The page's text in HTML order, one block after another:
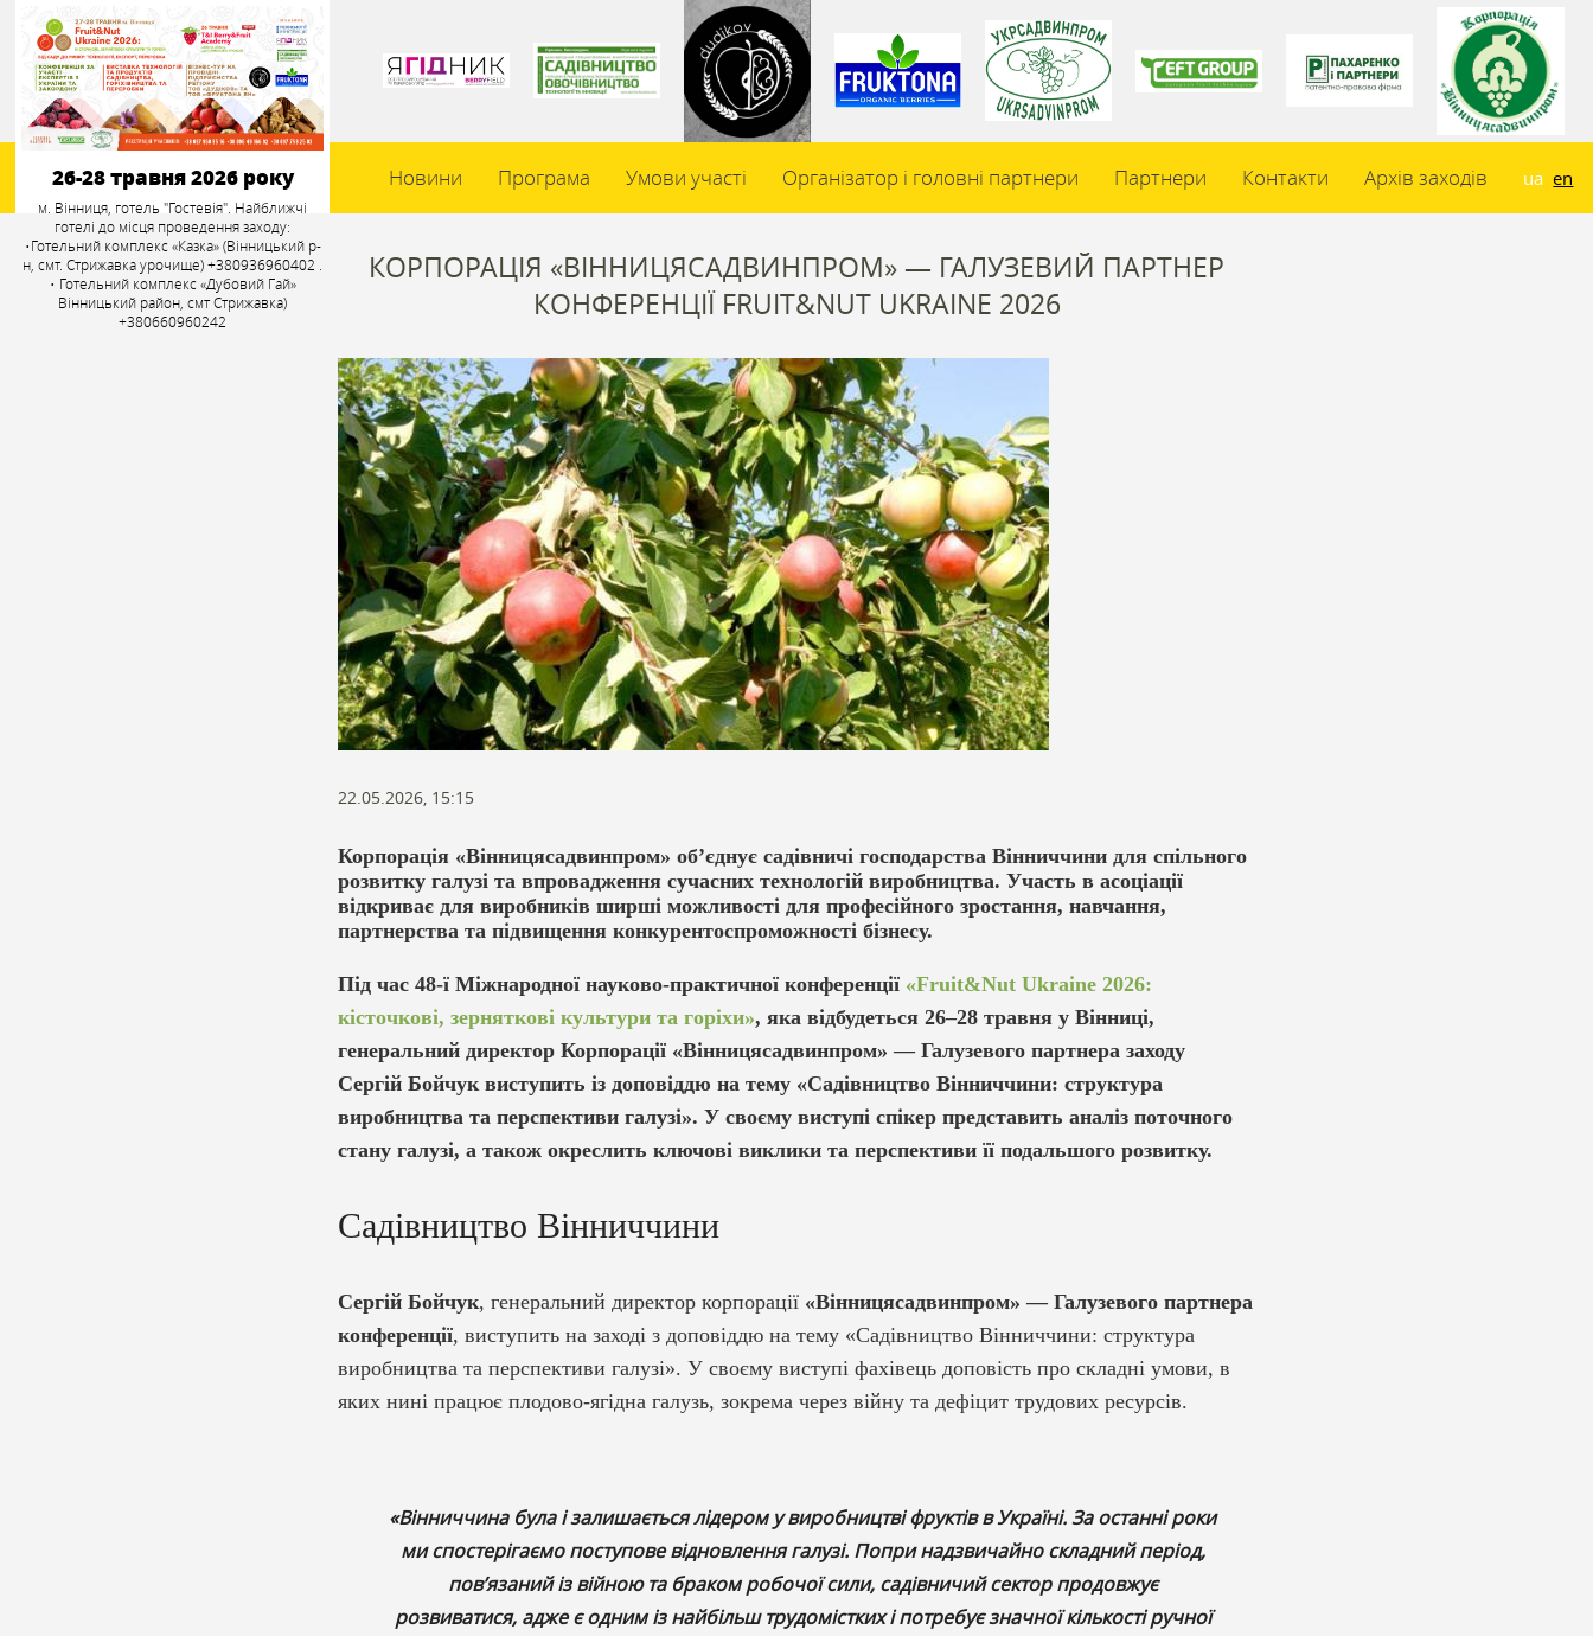
26-28 травня 2026 року
м. Вінниця, готель "Гостевія". Найближчі
готелі до місця проведення заходу:
•Готельний комплекс «Казка» (Вінницький р-
н, смт. Стрижавка урочище) +380936960402 .
• Готельний комплекс «Дубовий Гай»
Вінницький район, смт Стрижавка)
+380660960242
Новини Програма Умови участі Організатор і головні партнери Партнери Контакти Архів заходів ua en
КОРПОРАЦІЯ «ВІННИЦЯСАДВИНПРОМ» — ГАЛУЗЕВИЙ ПАРТНЕР
КОНФЕРЕНЦІЇ FRUIT&NUT UKRAINE 2026
22.05.2026, 15:15
Корпорація «Вінницясадвинпром» об’єднує садівничі господарства Вінниччини для спільного
розвитку галузі та впровадження сучасних технологій виробництва. Участь в асоціації
відкриває для виробників ширші можливості для професійного зростання, навчання,
партнерства та підвищення конкурентоспроможності бізнесу.
Під час 48-ї Міжнародної науково-практичної конференції «Fruit&Nut Ukraine 2026:
кісточкові, зерняткові культури та горіхи», яка відбудеться 26–28 травня у Вінниці,
генеральний директор Корпорації «Вінницясадвинпром» — Галузевого партнера заходу
Сергій Бойчук виступить із доповіддю на тему «Садівництво Вінниччини: структура
виробництва та перспективи галузі». У своєму виступі спікер представить аналіз поточного
стану галузі, а також окреслить ключові виклики та перспективи її подальшого розвитку.
Садівництво Вінниччини
Сергій Бойчук, генеральний директор корпорації «Вінницясадвинпром» — Галузевого партнера
конференції, виступить на заході з доповіддю на тему «Садівництво Вінниччини: структура
виробництва та перспективи галузі». У своєму виступі фахівець доповість про складні умови, в
яких нині працює плодово-ягідна галузь, зокрема через війну та дефіцит трудових ресурсів.
«Вінниччина була і залишається лідером у виробництві фруктів в Україні. За останні роки
ми спостерігаємо поступове відновлення галузі. Попри надзвичайно складний період,
пов’язаний із війною та браком робочої сили, садівничий сектор продовжує
розвиватися, адже є одним із найбільш трудомістких і потребує значної кількості ручної